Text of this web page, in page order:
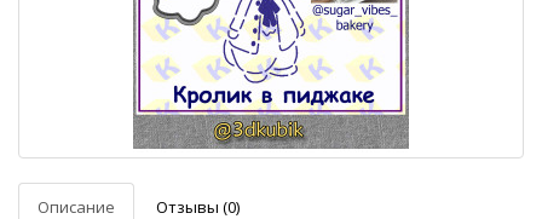
Описание Отзывы (0)